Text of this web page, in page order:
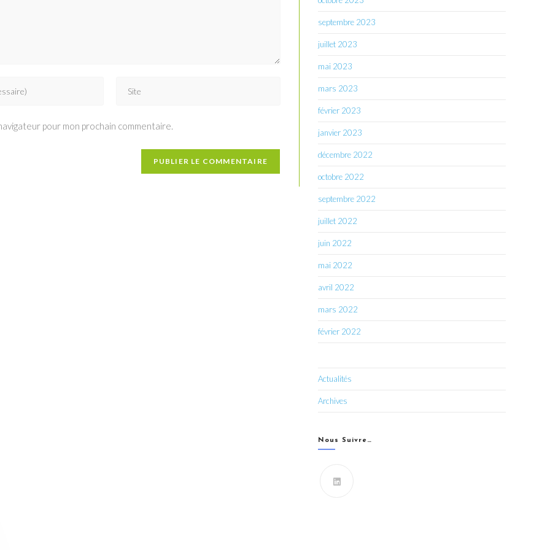
votre
(facultatif)
pour mon prochain commentaire.
septembre 2023
juillet 2023
mai 2023
mars 2023
février 2023
janvier 2023
décembre 2022
octobre 2022
septembre 2022
juillet 2022
juin 2022
mai 2022
avril 2022
mars 2022
février 2022
Actualités
Archives
Nous Suivre…